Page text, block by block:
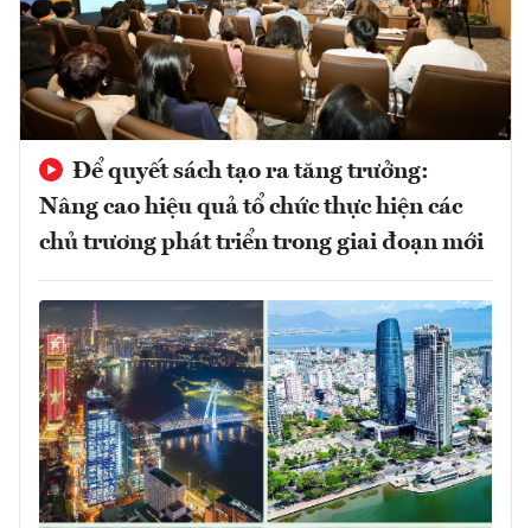
Để quyết sách tạo ra tăng trưởng:
Nâng cao hiệu quả tổ chức thực hiện các
chủ trương phát triển trong giai đoạn mới